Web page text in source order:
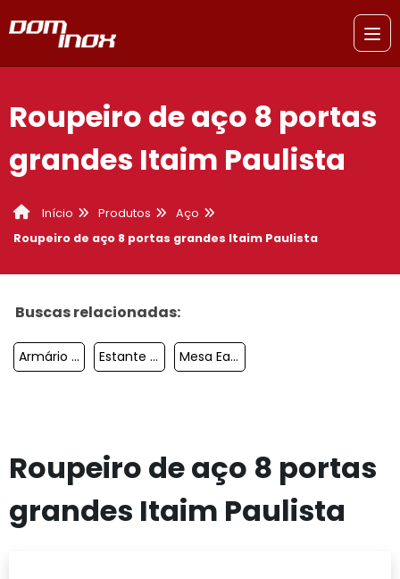
Roupeiro de aço 8 portas
grandes Itaim Paulista
Início Produtos
Aço
Roupeiro de aço 8 portas grandes Itaim Paulista
Buscas relacionadas:
Armário De Aço Reforçado Diadema Estante De Aço Para Arquivo Mesa Eames Vidro Sacomã
Roupeiro de aço 8 portas
grandes Itaim Paulista